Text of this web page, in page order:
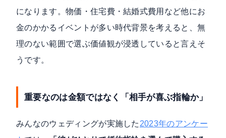
になります。物価・住宅費・結婚式費用など他にお
金のかかるイベントが多い時代背景を考えると、無
理のない範囲で選ぶ価値観が浸透していると言えそ
うです。
重要なのは金額ではなく「相手が喜ぶ指輪か」
みんなのウェディングが実施した 2023年のアンケー